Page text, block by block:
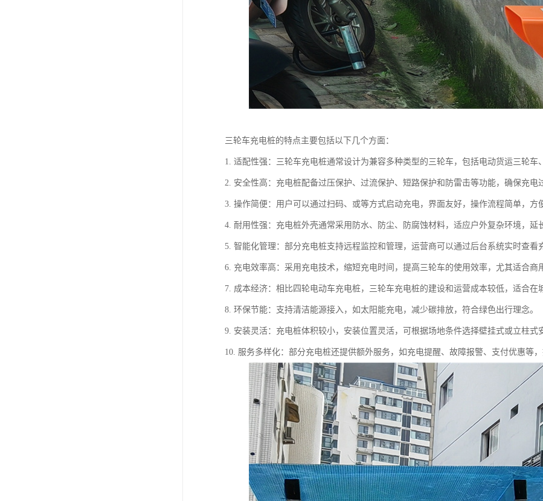
三轮车充电桩的特点主要包括以下几个方面：
1. 适配性强：三轮车充电桩通常设计为兼容多种类型的三轮车，包括电动货运三轮车
2. 安全性高：充电桩配备过压保护、过流保护、短路保护和防雷击等功能，确保充电
3. 操作简便：用户可以通过扫码、或等方式启动充电，界面友好，操作流程简单，方
4. 耐用性强：充电桩外壳通常采用防水、防尘、防腐蚀材料，适应户外复杂环境，延
5. 智能化管理：部分充电桩支持远程监控和管理，运营商可以通过后台系统实时查看
6. 充电效率高：采用充电技术，缩短充电时间，提高三轮车的使用效率，尤其适合商
7. 成本经济：相比四轮电动车充电桩，三轮车充电桩的建设和运营成本较低，适合在
8. 环保节能：支持清洁能源接入，如太阳能充电，减少碳排放，符合绿色出行理念。
9. 安装灵活：充电桩体积较小，安装位置灵活，可根据场地条件选择壁挂式或立柱式
10. 服务多样化：部分充电桩还提供额外服务，如充电提醒、故障报警、支付优惠等，